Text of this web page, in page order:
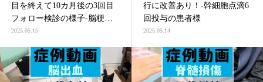
目を終えて10カ月後の3回目
フォロー検診の様子-脳梗塞
による四肢麻痺の患者様
2025.05.15
行に改善あり！-幹細胞点滴6
回投与の患者様
2025.05.14